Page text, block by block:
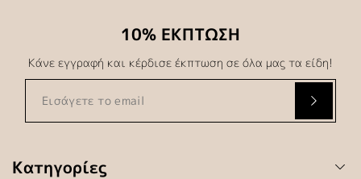
Κατηγορίες
10% ΕΚΠΤΩΣΗ
Κάνε εγγραφή και κέρδισε έκπτωση σε όλα μας τα είδη!